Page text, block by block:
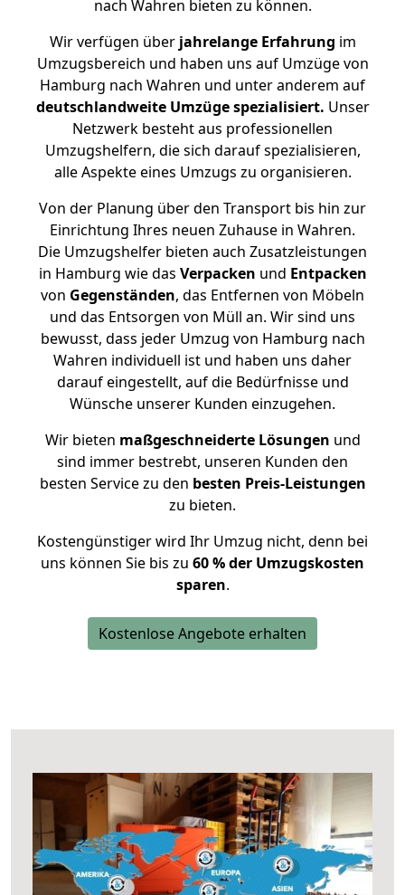
nach Wahren bieten zu können.
Wir verfügen überjahrelange Erfahrung im
Umzugsbereich und haben uns auf Umzüge von
Hamburg nach Wahren und unter anderem auf
deutschlandweite Umzüge spezialisiert. Unser
Netzwerk besteht aus professionellen
Umzugshelfern, die sich darauf spezialisieren,
alle Aspekte eines Umzugs zu organisieren.
Von der Planung über den Transport bis hin zur
Einrichtung Ihres neuen Zuhause in Wahren.
Die Umzugshelfer bieten auch Zusatzleistungen
in Hamburg wie das Verpacken und Entpacken
von Gegenständen, das Entfernen von Möbeln
und das Entsorgen von Müll an. Wir sind uns
bewusst, dass jeder Umzug von Hamburg nach
Wahren individuell ist und haben uns daher
darauf eingestellt, auf die Bedürfnisse und
Wünsche unserer Kunden einzugehen.
Wir bieten maßgeschneiderte Lösungen und
sind immer bestrebt, unseren Kunden den
besten Service zu den besten Preis-Leistungen
zu bieten.
Kostengünstiger wird Ihr Umzug nicht, denn bei
uns können Sie bis zu 60 % der Umzugskosten
sparen.
Kostenlose Angebote erhalten